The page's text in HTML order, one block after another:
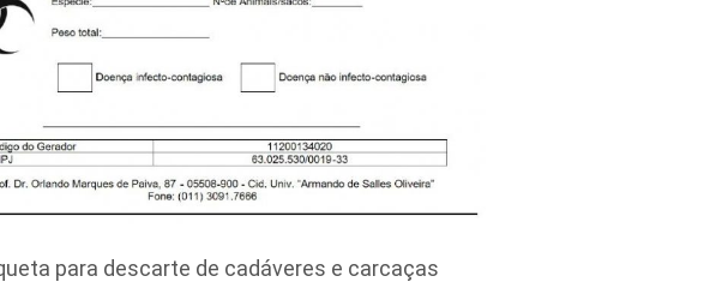
para descarte de cadáveres e carcaças